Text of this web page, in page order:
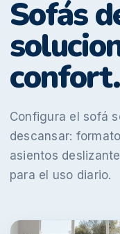
Sofás
confort.
Configura el sofá
descansar:
asientos
para el uso diario.